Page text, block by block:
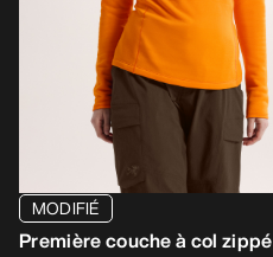
MODIFIÉ
Première couche à col zippé